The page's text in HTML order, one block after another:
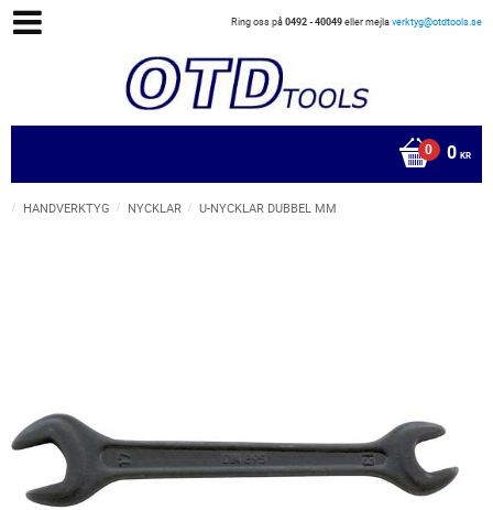
Ring oss på0492 - 40049eller mejlaverktyg@otdtools.se
0 KR
HANDVERKTYG NYCKLAR U-NYCKLAR DUBBEL MM